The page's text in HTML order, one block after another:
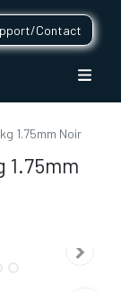
Contact
1.75mm Noir
1.75mm